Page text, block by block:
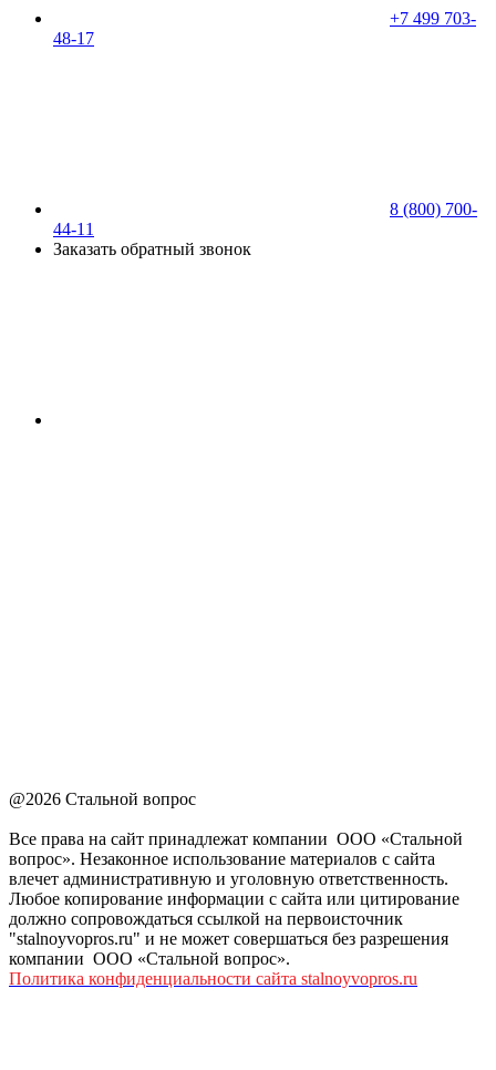
+7 499 703-
48-17
8 (800) 700-
44-11
Заказать обратный звонок
@2026 Стальной вопрос
Все права на сайт принадлежат компании ООО «Стальной
вопрос». Незаконное использование материалов с сайта
влечет административную и уголовную ответственность.
Любое копирование информации с сайта или цитирование
должно сопровождаться ссылкой на первоисточник
"stalnoyvopros.ru" и не может совершаться без разрешения
компании ООО «Стальной вопрос».
Политика конфиденциальности сайта stalnoyvopros.ru